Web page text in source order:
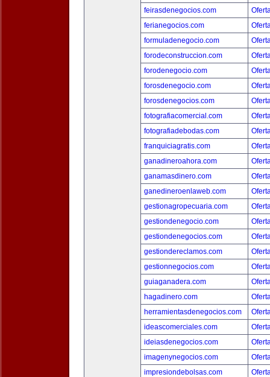
feirasdenegocios.com
ferianegocios.com
formuladenegocio.com
forodeconstruccion.com
forodenegocio.com
forosdenegocio.com
forosdenegocios.com
fotografiacomercial.com
fotografiadebodas.com
franquiciagratis.com
ganadineroahora.com
ganamasdinero.com
ganedineroenlaweb.com
gestionagropecuaria.com
gestiondenegocio.com
gestiondenegocios.com
gestiondereclamos.com
gestionnegocios.com
guiaganadera.com
hagadinero.com
herramientasdenegocios.com
ideascomerciales.com
ideiasdenegocios.com
imagenynegocios.com
impresiondebolsas.com